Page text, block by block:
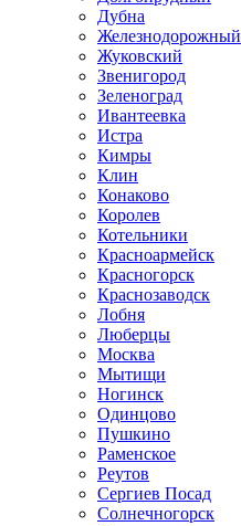
Дубна
Железнодорожный
Жуковский
Звенигород
Зеленоград
Ивантеевка
Истра
Кимры
Клин
Конаково
Королев
Котельники
Красноармейск
Красногорск
Краснозаводск
Лобня
Люберцы
Москва
Мытищи
Ногинск
Одинцово
Пушкино
Раменское
Реутов
Сергиев Посад
Солнечногорск